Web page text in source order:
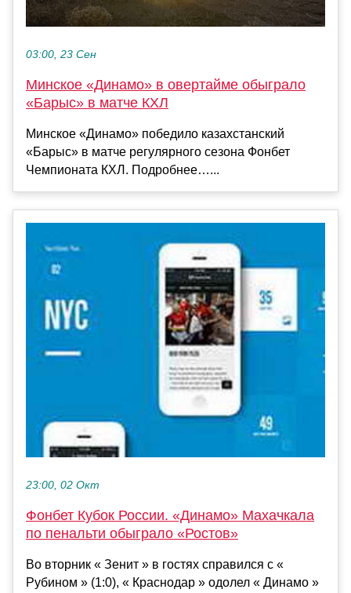
03:00, 23 Сен
Минское «Динамо» в овертайме обыграло
«Барыс» в матче КХЛ
Минское «Динамо» победило казахстанский
«Барыс» в матче регулярного сезона Фонбет
Чемпионата КХЛ. Подробнее…...
23:00, 02 Окт
Фонбет Кубок России. «Динамо» Махачкала
по пенальти обыграло «Ростов»
Во вторник « Зенит » в гостях справился с «
Рубином » (1:0), « Краснодар » одолел « Динамо »